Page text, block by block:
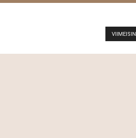
VIIMEISIN